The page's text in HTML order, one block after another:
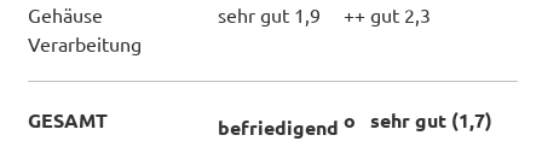
Gehäuse
Verarbeitung
sehr gut 1,9 ++ gut 2,3
GESAMT
befriedigend o sehr gut (1,7)